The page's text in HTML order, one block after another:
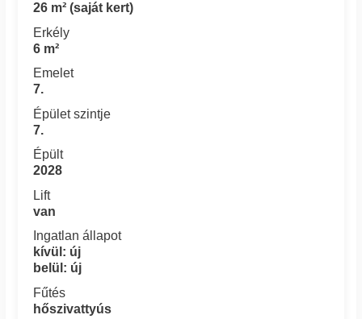
26 m² (saját kert)
Erkély
6 m²
Emelet
7.
Épület szintje
7.
Épült
2028
Lift
van
Ingatlan állapot
kívül: új
belül: új
Fűtés
hőszivattyús